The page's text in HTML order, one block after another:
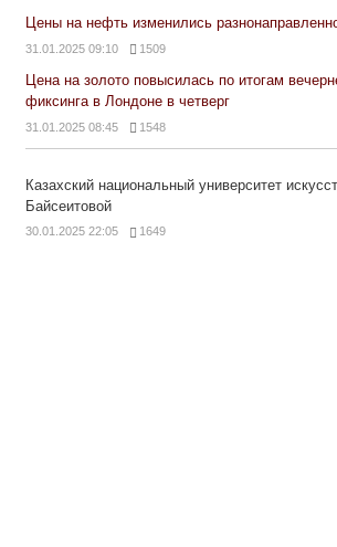
Цены на нефть изменились
31.01.2025 09:10 1509
Цена на золото повысилась по итогам
фиксинга в Лондоне в четверг
31.01.2025 08:45 1548
Казахский национальный университет
Байсеитовой
30.01.2025 22:05 1649